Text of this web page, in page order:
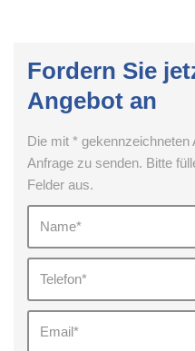
Fordern Sie
Angebot an
Die mit * gekennzeichneten
Anfrage zu senden. Bitte
Felder aus.